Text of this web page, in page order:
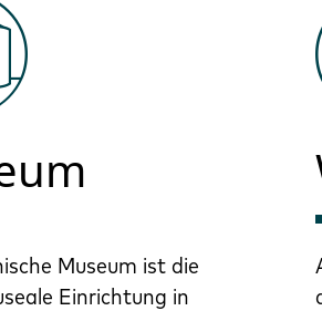
Museum ist die
Einrichtung in